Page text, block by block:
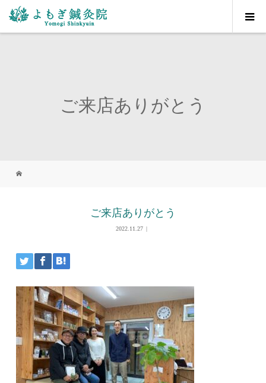
ご来店ありがとう
ご来店ありがとう
2022.11.27